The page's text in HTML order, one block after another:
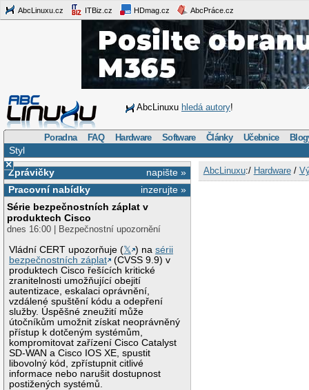
AbcLinuxu.cz ITBiz.cz HDmag.cz AbcPráce.cz
AbcLinuxu hledá autory!
Poradna FAQ Hardware Software Články Učebnice
Styl
×
napište »
Zprávičky
inzerujte »
Pracovní nabídky
Série bezpečnostních záplat v
produktech Cisco
dnes 16:00 | Bezpečnostní upozornění
Vládní CERT upozorňuje (𝕏 ) nasérii
bezpečnostních záplat
(CVSS 9.9) v
produktech Cisco řešících kritické
zranitelnosti umožňující obejití
autentizace, eskalaci oprávnění,
vzdálené spuštění kódu a odepření
služby. Úspěšné zneužití může
útočníkům umožnit získat neoprávněný
přístup k dotčeným systémům,
kompromitovat zařízení Cisco Catalyst
SD-WAN a Cisco IOS XE, spustit
libovolný kód, zpřístupnit citlivé
informace nebo narušit dostupnost
postižených systémů.
AbcLinuxu:/ Hardware/